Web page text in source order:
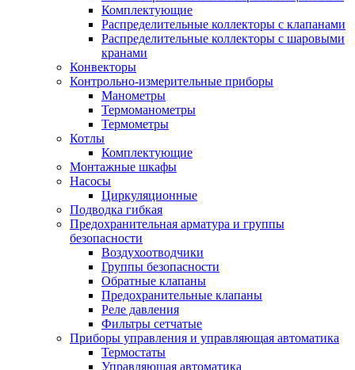
Комплектующие
Распределительные коллекторы с клапанами
Распределительные коллекторы с шаровыми
кранами
Конвекторы
Контрольно-измерительные приборы
Манометры
Термоманометры
Термометры
Котлы
Комплектующие
Монтажные шкафы
Насосы
Циркуляционные
Подводка гибкая
Предохранительная арматура и группы
безопасности
Воздухоотводчики
Группы безопасности
Обратные клапаны
Предохранительные клапаны
Реле давления
Фильтры сетчатые
Приборы управления и управляющая автоматика
Термостаты
Управляющая автоматика